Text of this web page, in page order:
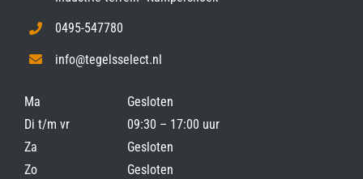
0495-547780
info@tegelsselect.nl
Ma
Gesloten
Di t/m vr
09:30 – 17:00 uur
Za
Gesloten
Zo
Gesloten